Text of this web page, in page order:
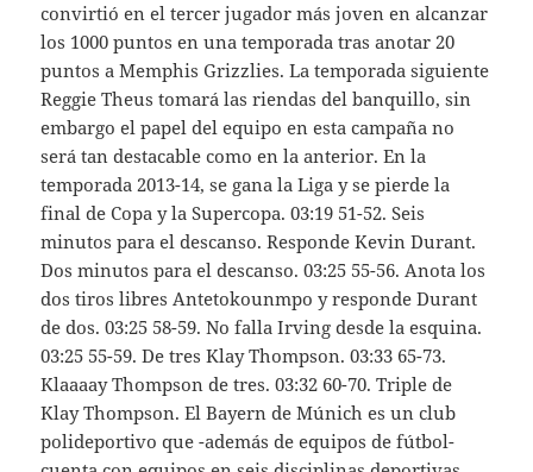
convirtió en el tercer jugador más joven en alcanzar
los 1000 puntos en una temporada tras anotar 20
puntos a Memphis Grizzlies. La temporada siguiente
Reggie Theus tomará las riendas del banquillo, sin
embargo el papel del equipo en esta campaña no
será tan destacable como en la anterior. En la
temporada 2013-14, se gana la Liga y se pierde la
final de Copa y la Supercopa. 03:19 51-52. Seis
minutos para el descanso. Responde Kevin Durant.
Dos minutos para el descanso. 03:25 55-56. Anota los
dos tiros libres Antetokounmpo y responde Durant
de dos. 03:25 58-59. No falla Irving desde la esquina.
03:25 55-59. De tres Klay Thompson. 03:33 65-73.
Klaaaay Thompson de tres. 03:32 60-70. Triple de
Klay Thompson. El Bayern de Múnich es un club
polideportivo que -además de equipos de fútbol-